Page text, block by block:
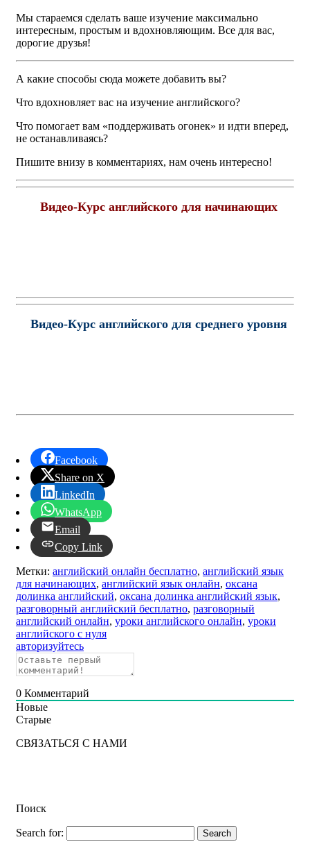
Мы стараемся сделать ваше изучение максимально
интересным, простым и вдохновляющим. Все для вас,
дорогие друзья!
А какие способы сюда можете добавить вы?
Что вдохновляет вас на изучение английского?
Что помогает вам «поддерживать огонек» и идти вперед,
не останавливаясь?
Пишите внизу в комментариях, нам очень интересно!
Видео-Курс английского для начинающих
Видео-Курс английского для среднего уровня
Facebook
Share on X
LinkedIn
WhatsApp
Email
Copy Link
Метки: английский онлайн бесплатно, английский язык
для начинающих, английский язык онлайн, оксана
долинка английский, оксана долинка английский язык,
разговорный английский бесплатно, разговорный
английский онлайн, уроки английского онлайн, уроки
английского с нуля
авторизуйтесь
0 Комментарий
Новые
Старые
СВЯЗАТЬСЯ С НАМИ
Поиск
Search for: